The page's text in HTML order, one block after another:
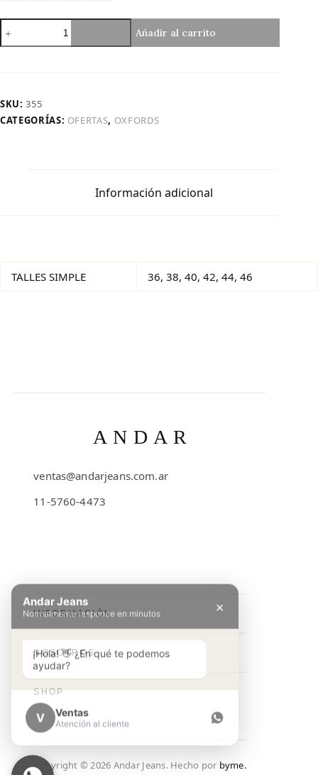
355
Largo
cantidad
Añadir al carrito
SKU:355
CATEGORÍAS: OFERTAS, OXFORDS
Información adicional
TALLES SIMPLE 36, 38, 40, 42, 44, 46
ANDAR
ventas@andarjeans.com.ar
11-5760-4473
INFORMACIÓN
Preguntas Frecuentes
NOSOTROS
Conocé Andar Jeans
Política de Privacidad
SHOP
Ver colección
NEW IN
Copyright ©2026 Andar Jeans. Hecho por byme.
Andar Jeans
Normalmente responde en minutos ×
¡Hola! 👋 ¿En qué te podemos
ayudar?
V Ventas
Atención al cliente